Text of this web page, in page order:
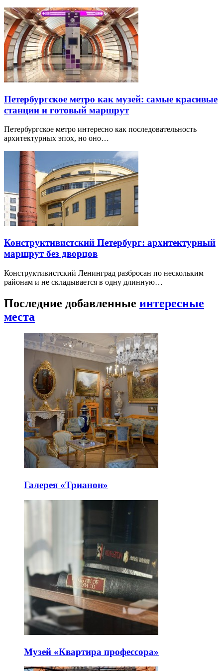
Петербургское метро как музей: самые красивые
станции и готовый маршрут
Петербургское метро интересно как последовательность
архитектурных эпох, но оно…
Конструктивистский Петербург: архитектурный
маршрут без дворцов
Конструктивистский Ленинград разбросан по нескольким
районам и не складывается в одну длинную…
Последние добавленные интересные
места
Галерея «Трианон»
Музей «Квартира профессора»